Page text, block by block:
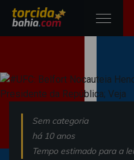
Sem categoria
há 10 anos
Tempo estimado para a